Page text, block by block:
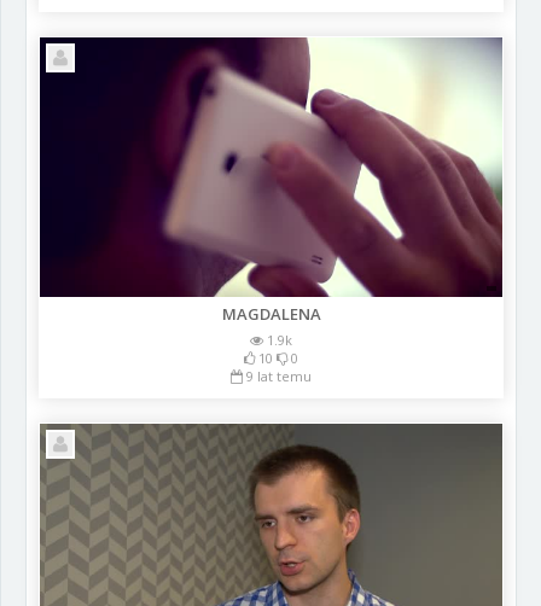
MAGDALENA
1.9k
10
0
9 lat temu